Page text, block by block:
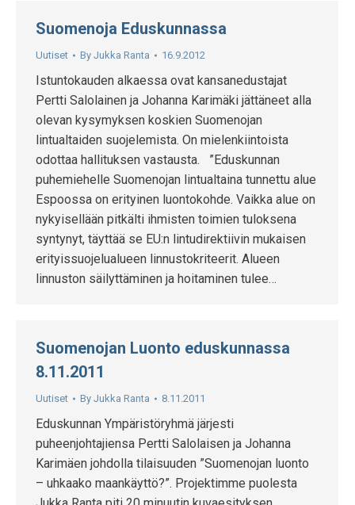
Suomenoja Eduskunnassa
Uutiset By Jukka Ranta 16.9.2012
Istuntokauden alkaessa ovat kansanedustajat
Pertti Salolainen ja Johanna Karimäki jättäneet alla
olevan kysymyksen koskien Suomenojan
lintualtaiden suojelemista. On mielenkiintoista
odottaa hallituksen vastausta. ”Eduskunnan
puhemiehelle Suomenojan lintualtaina tunnettu alue
Espoossa on erityinen luontokohde. Vaikka alue on
nykyisellään pitkälti ihmisten toimien tuloksena
syntynyt, täyttää se EU:n lintudirektiivin mukaisen
erityissuojelualueen linnustokriteerit. Alueen
linnuston säilyttäminen ja hoitaminen tulee…
Suomenojan Luonto eduskunnassa
8.11.2011
Uutiset By Jukka Ranta 8.11.2011
Eduskunnan Ympäristöryhmä järjesti
puheenjohtajiensa Pertti Salolaisen ja Johanna
Karimäen johdolla tilaisuuden ”Suomenojan luonto
– uhkaako maankäyttö?”. Projektimme puolesta